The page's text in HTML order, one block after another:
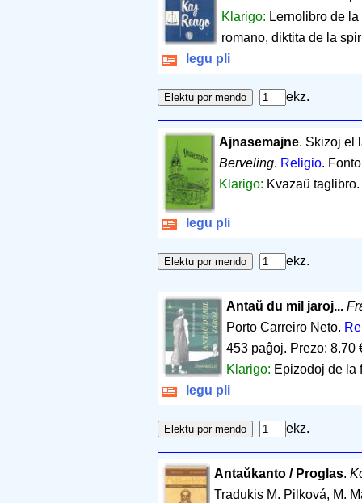
Klarigo: Lernolibro de
romano, diktita de la
legu pli
ekz.
Ajnasemajne. Skizoj el
Berveling. Religio.
Klarigo: Kvazaŭ taglibro.
legu pli
ekz.
Antaŭ du mil jaroj...
Porto Carreiro Neto.
453 paĝoj. Prezo: 8.70
Klarigo: Epizodoj de la
legu pli
ekz.
Antaŭkanto / Proglas.
Tradukis M. Pilková, M.